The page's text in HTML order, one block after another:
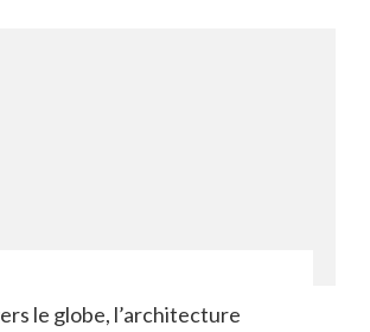
le globe, l’architecture